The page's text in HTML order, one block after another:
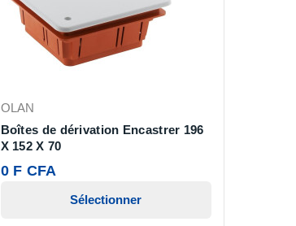
OLAN
Boîtes de dérivation Encastrer 196
X 152 X 70
0 F CFA
Sélectionner